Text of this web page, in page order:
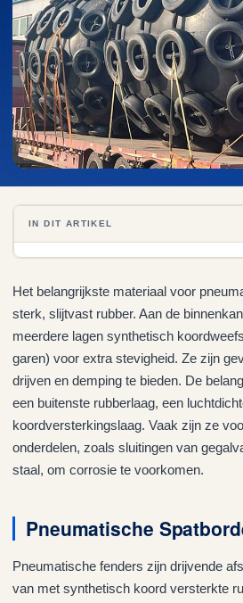
IN DIT ARTIKEL
Het belangrijkste materiaal voor
sterk, slijtvast rubber. Aan de
meerdere lagen synthetisch
garen) voor extra stevigheid. Ze zijn
drijven en demping te bieden. De
een buitenste rubberlaag, een
koordversterkingslaag. Vaak zijn ze
onderdelen, zoals sluitingen van
staal, om corrosie te voorkomen.
Pneumatische
Pneumatische fenders zijn drijvende
van met synthetisch koord versterkte